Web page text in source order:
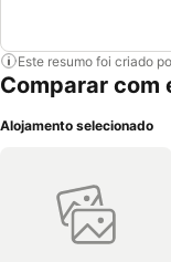
Este resumo foi criado
Comparar com
Alojamento selecionado